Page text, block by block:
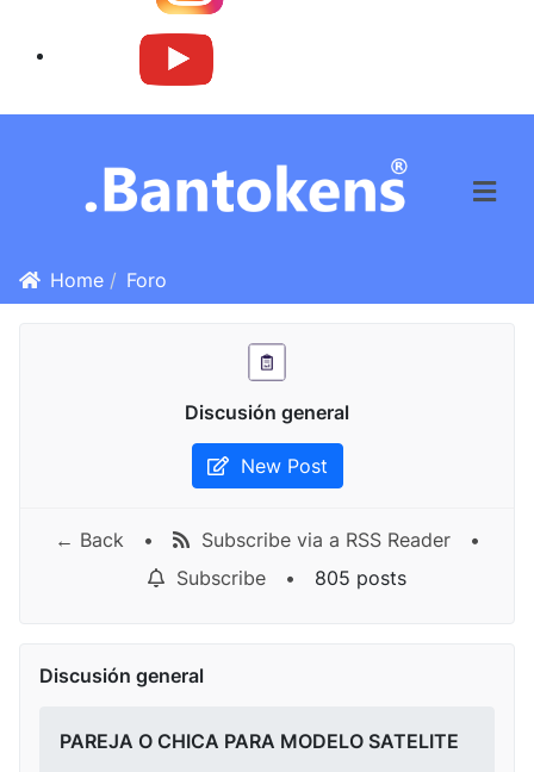
Home Foro
Discusión general
New Post
← Back • Subscribe via a RSS Reader
•
Subscribe
• 805 posts
Discusión general
PAREJA O CHICA PARA MODELO SATELITE